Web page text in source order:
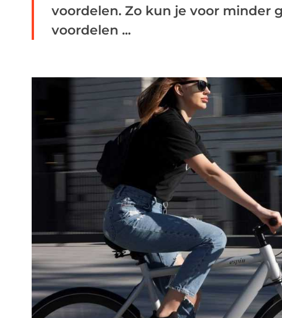
voordelen. Zo kun je voor minder
voordelen ...